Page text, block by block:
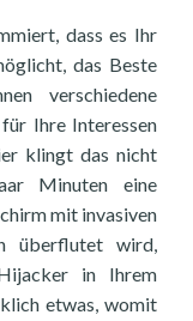
dass es Ihr
das Beste
verschiedene
Ihre Interessen
klingt das nicht
Minuten eine
mit invasiven
überflutet wird,
in Ihrem
etwas, womit